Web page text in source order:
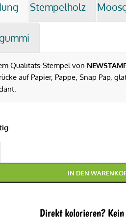
Stempelholz
Qualitäts-Stempel von
auf Papier, Pappe, Snap Pap,
IN DEN
Direkt kolorieren?